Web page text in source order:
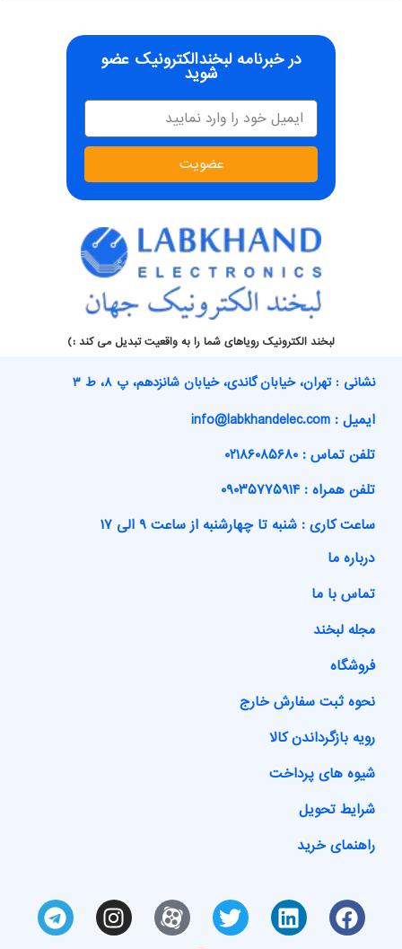
در خبرنامه لبخندالکترونیک عضو
شوید
عضویت
لبخند الکترونیک رویاهای شما را به واقعیت تبدیل می کند :)
نشانی : تهران، خیابان گاندی، خیابان شانزدهم، پ ۸، ط ۳
ایمیل : info@labkhandelec.com
تلفن تماس : ۰۲۱۸۶۰۸۵۶۸۰
تلفن همراه : ۰۹۰۳۵۷۷۵۹۱۴
ساعت کاری : شنبه تا چهارشنبه از ساعت ۹ الی ۱۷
درباره ما
تماس با ما
مجله لبخند
فروشگاه
نحوه ثبت سفارش خارج
رویه بازگرداندن کالا
شیوه های پرداخت
شرایط تحویل
راهنمای خرید